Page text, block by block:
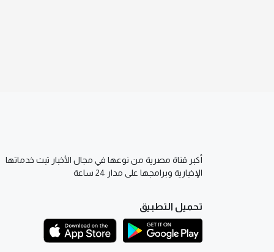
أكبر قناة مصرية من نوعها في مجال الأخبار تبث خدماتها
الإخبارية وبرامجها على مدار 24 ساعة
تحميل التطبيق